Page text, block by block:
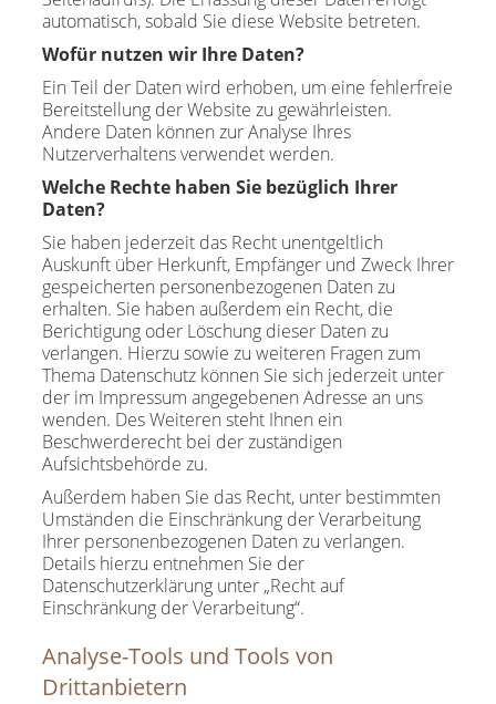
automatisch, sobald Sie diese Website betreten.
Wofür nutzen wir Ihre Daten?
Ein Teil der Daten wird erhoben, um eine fehlerfreie
Bereitstellung der Website zu gewährleisten.
Andere Daten können zur Analyse Ihres
Nutzerverhaltens verwendet werden.
Welche Rechte haben Sie bezüglich Ihrer
Daten?
Sie haben jederzeit das Recht unentgeltlich
Auskunft über Herkunft, Empfänger und Zweck Ihrer
gespeicherten personenbezogenen Daten zu
erhalten. Sie haben außerdem ein Recht, die
Berichtigung oder Löschung dieser Daten zu
verlangen. Hierzu sowie zu weiteren Fragen zum
Thema Datenschutz können Sie sich jederzeit unter
der im Impressum angegebenen Adresse an uns
wenden. Des Weiteren steht Ihnen ein
Beschwerderecht bei der zuständigen
Aufsichtsbehörde zu.
Außerdem haben Sie das Recht, unter bestimmten
Umständen die Einschränkung der Verarbeitung
Ihrer personenbezogenen Daten zu verlangen.
Details hierzu entnehmen Sie der
Datenschutzerklärung unter „Recht auf
Einschränkung der Verarbeitung“.
Analyse-Tools und Tools von
Drittanbietern